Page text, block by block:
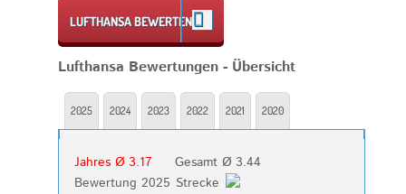
LUFTHANSA BEWERTEN
Lufthansa Bewertungen - Übersicht
2025 2024 2023 2022 2021 2020
Jahres Ø 3.17
Gesamt Ø 3.44
Bewertung 2025 Strecke